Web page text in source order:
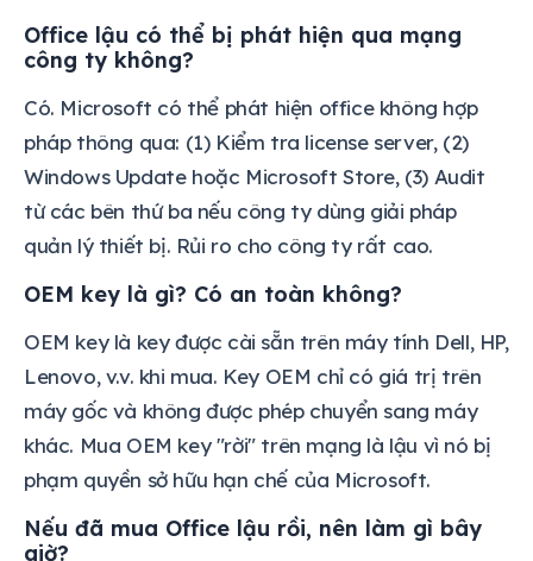
Office lậu có thể bị phát hiện qua mạng
công ty không?
Có. Microsoft có thể phát hiện office không hợp
pháp thông qua: (1) Kiểm tra license server, (2)
Windows Update hoặc Microsoft Store, (3) Audit
từ các bên thứ ba nếu công ty dùng giải pháp
quản lý thiết bị. Rủi ro cho công ty rất cao.
OEM key là gì? Có an toàn không?
OEM key là key được cài sẵn trên máy tính Dell, HP,
Lenovo, v.v. khi mua. Key OEM chỉ có giá trị trên
máy gốc và không được phép chuyển sang máy
khác. Mua OEM key "rời" trên mạng là lậu vì nó bị
phạm quyền sở hữu hạn chế của Microsoft.
Nếu đã mua Office lậu rồi, nên làm gì bây
giờ?